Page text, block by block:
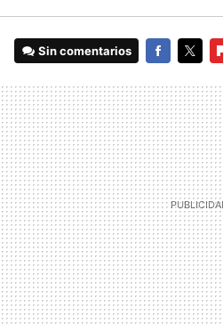
Sin comentarios